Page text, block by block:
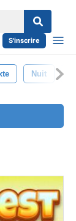
S'inscrire
Nuit